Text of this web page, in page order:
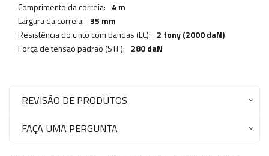
Comprimento da correia: 4 m
Largura da correia: 35 mm
Resistência do cinto com bandas (LC): 2 tony (2000 daN)
Força de tensão padrão (STF): 280 daN
REVISÃO DE PRODUTOS
FAÇA UMA PERGUNTA